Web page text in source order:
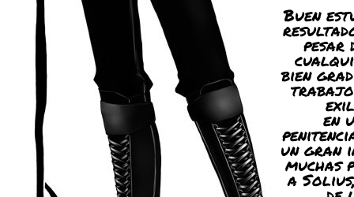
Buen
pesar
bien
en
un gran
muchas
a